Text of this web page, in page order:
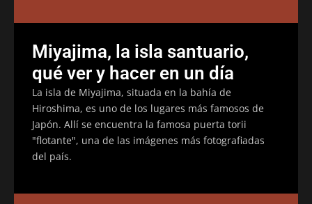
Miyajima, la isla santuario,
qué ver y hacer en un día
La isla de Miyajima, situada en la bahía de
Hiroshima, es uno de los lugares más famosos de
Japón. Allí se encuentra la famosa puerta torii
"flotante", una de las imágenes más fotografiadas
del país.